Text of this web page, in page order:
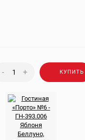
- + КУПИТЬ